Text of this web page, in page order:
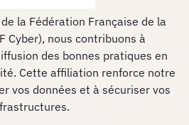
la Fédération Française de la
Cyber), nous contribuons à
des bonnes pratiques en
Cette affiliation renforce notre
vos données et à sécuriser vos